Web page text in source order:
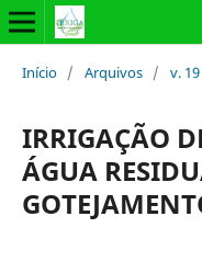
Início / Arquivos / v.
IRRIGAÇÃO
ÁGUA